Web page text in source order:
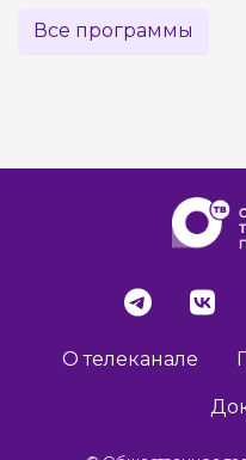
Все программы
О телеканале